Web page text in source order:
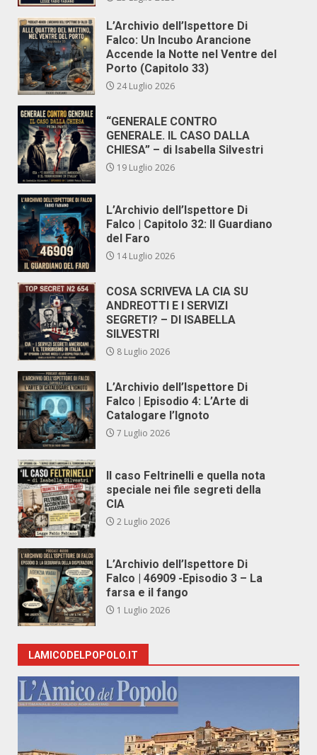
L’Archivio dell’Ispettore Di
Falco: Un Incubo Arancione
Accende la Notte nel Ventre del
Porto (Capitolo 33)
24 Luglio 2026
“GENERALE CONTRO
GENERALE. IL CASO DALLA
CHIESA” – di Isabella Silvestri
19 Luglio 2026
L’Archivio dell’Ispettore Di
Falco | Capitolo 32: Il Guardiano
del Faro
14 Luglio 2026
COSA SCRIVEVA LA CIA SU
ANDREOTTI E I SERVIZI
SEGRETI? – DI ISABELLA
SILVESTRI
8 Luglio 2026
L’Archivio dell’Ispettore Di
Falco | Episodio 4: L’Arte di
Catalogare l’Ignoto
7 Luglio 2026
Il caso Feltrinelli e quella nota
speciale nei file segreti della
CIA
2 Luglio 2026
L’Archivio dell’Ispettore Di
Falco | 46909 -Episodio 3 – La
farsa e il fango
1 Luglio 2026
LAMICODELPOPOLO.IT